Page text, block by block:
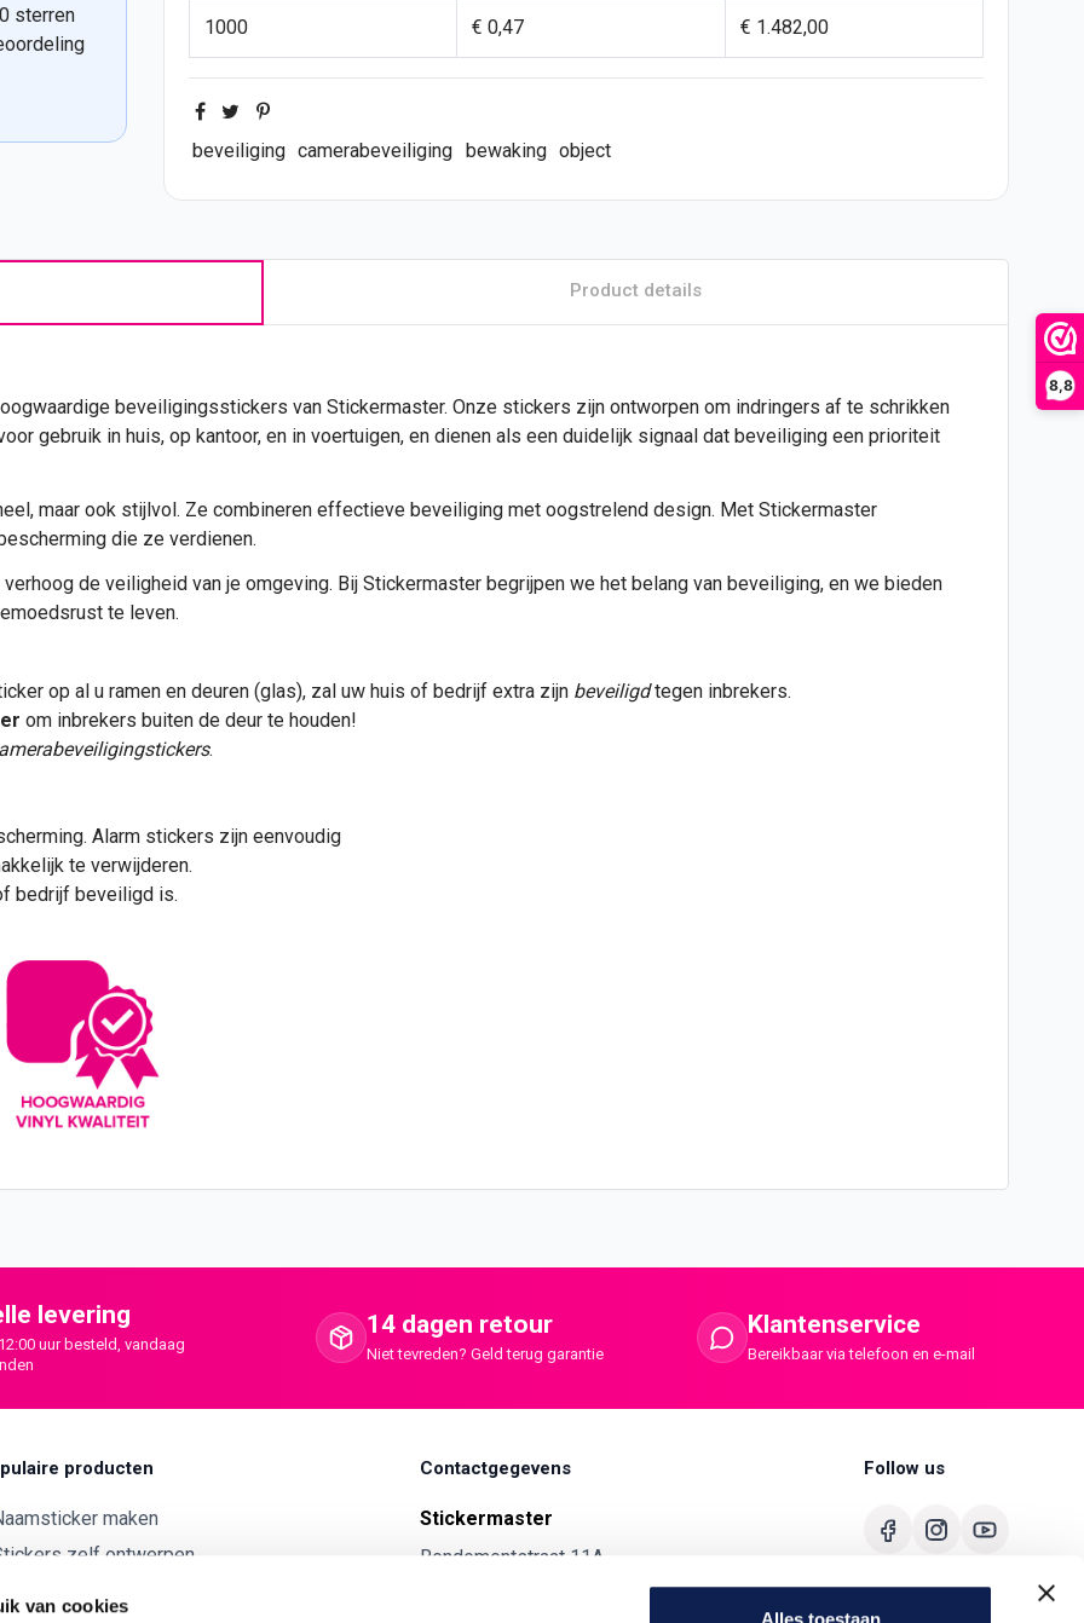
8,8
van cookies
sterren
1000 € 0,47 € 1.482,00
beveiliging camerabeveiliging bewaking object
Product details
beveiligingsstickers van Stickermaster. Onze stickers zijn ontworpen om indringers af te schrikken
gebruik in huis, op kantoor, en in voertuigen, en dienen als een duidelijk signaal dat beveiliging een prioriteit
maar ook stijlvol. Ze combineren effectieve beveiliging met oogstrelend design. Met Stickermaster
die ze verdienen.
de veiligheid van je omgeving. Bij Stickermaster begrijpen we het belang van beveiliging, en we bieden
te leven.
op al u ramen en deuren (glas), zal uw huis of bedrijf extra zijn beveiligdtegen inbrekers.
om inbrekers buiten de deur te houden!
.
Alarm stickers zijn eenvoudig
te verwijderen.
bedrijf beveiligd is.
levering
uur besteld, vandaag
14 dagen retour
Niet tevreden? Geld terug garantie
Klantenservice
Bereikbaar via telefoon en e-mail
producten
maken
zelf ontwerpen
Contactgegevens
Stickermaster
Rendementstraat 11A
Follow us